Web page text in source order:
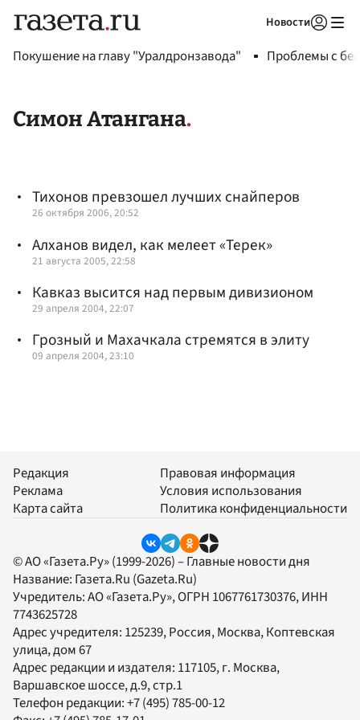
Новости
Покушение на главу "Уралдронзавода" Проблемы с
Симон Атангана
Тихонов превзошел лучших снайперов
26 октября 2006, 20:52
Алханов видел, как мелеет «Терек»
21 августа 2005, 22:58
Кавказ высится над первым дивизионом
29 апреля 2004, 22:07
Грозный и Махачкала стремятся в элиту
09 апреля 2004, 23:10
Редакция
Реклама
Карта сайта
Правовая информация
Условия использования
Политика конфиденциальности
© АО «Газета.Ру» (1999-2026) – Главные новости дня
Название: Газета.Ru (Gazeta.Ru)
Учредитель:АО «Газета.Ру», ОГРН 1067761730376, ИНН
7743625728
Адрес учредителя: 125239, Россия, Москва, Коптевская
улица, дом 67
Адрес редакции и издателя: 117105, г. Москва,
Варшавское шоссе, д.9, стр.1
Телефон редакции:+7 (495) 785-00-12